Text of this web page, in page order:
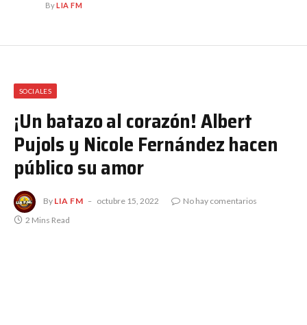
ByLIA FM
SOCIALES
¡Un batazo al corazón! Albert
Pujols y Nicole Fernández hacen
público su amor
By LIA FM octubre 15, 2022
No hay comentarios
2 Mins Read